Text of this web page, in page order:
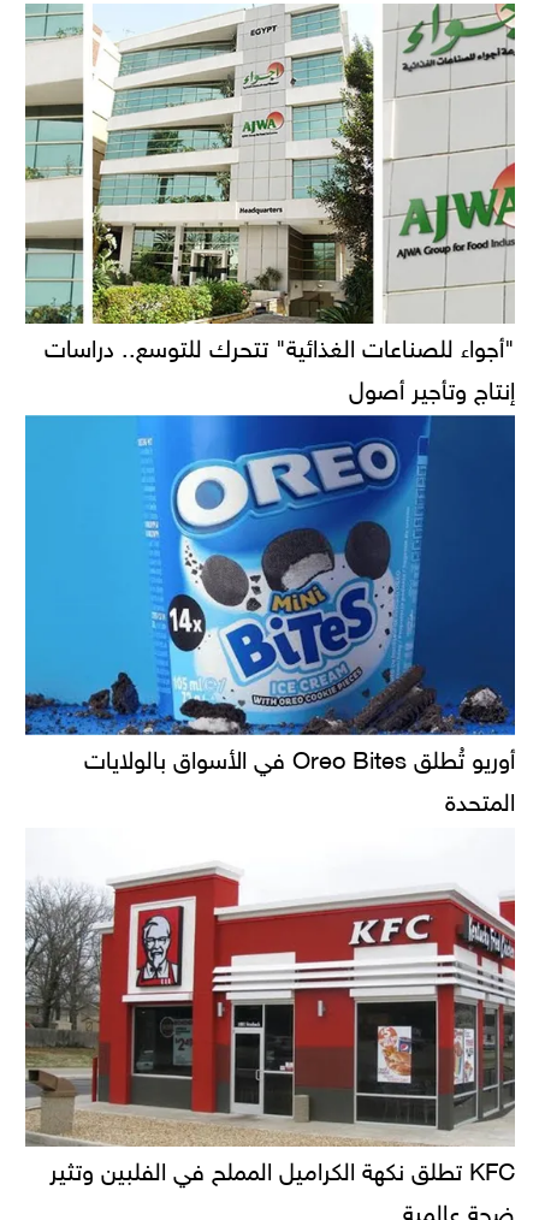
"أجواء للصناعات الغذائية" تتحرك للتوسع.. دراسات
إنتاج وتأجير أصول
أوريو تُطلق Oreo Bites في الأسواق بالولايات
المتحدة
KFC تطلق نكهة الكراميل المملح في الفلبين وتثير
ضجة عالمية